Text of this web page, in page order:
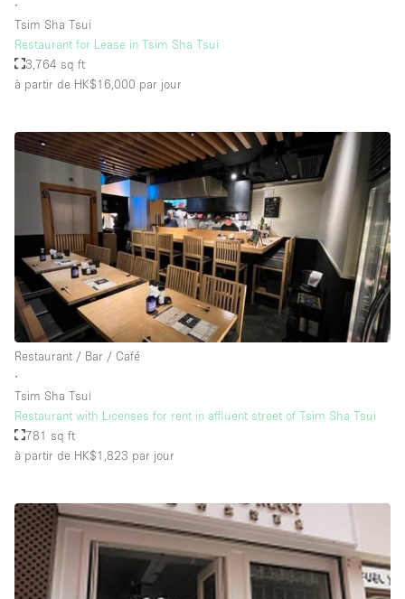
∙
Tsim Sha Tsui
Restaurant for Lease in Tsim Sha Tsui
3,764 sq ft
à partir de HK$16,000 par jour
Restaurant / Bar / Café
∙
Tsim Sha Tsui
Restaurant with Licenses for rent in affluent street of Tsim Sha Tsui
781 sq ft
à partir de HK$1,823 par jour